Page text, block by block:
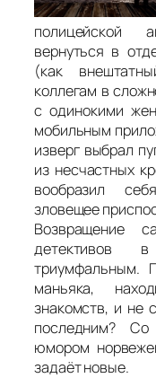
полицейской
вернуться в
(как
коллегам в
с одинокими
мобильным
изверг выбрал
из несчастных
вообразил
зловещее
Возвращение
детективов
триумфальным.
маньяка,
знакомств, и не
последним?
юмором
задаёт новые.